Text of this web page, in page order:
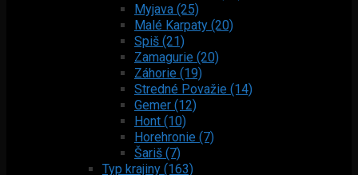
Myjava (25)
Malé Karpaty (20)
Spiš (21)
Zamagurie (20)
Záhorie (19)
Stredné Považie (14)
Gemer (12)
Hont (10)
Horehronie (7)
Šariš (7)
Typ krajiny (163)